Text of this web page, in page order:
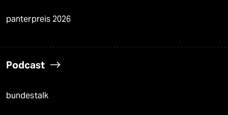
panterpreis 2026
Podcast
bundestalk